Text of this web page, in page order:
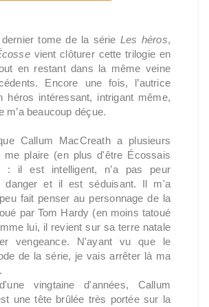
tome de la série Les héros,
vient clôturer cette trilogie en
en restant dans la même veine
Encore une fois, l’autrice
héros intéressant, intrigant même,
m’a beaucoup déçue.
Callum MacCreath a plusieurs
me plaire (en plus d'être Écossais
: il est intelligent, n’a pas peur
danger et il est séduisant. Il m'a
fait penser au personnage de la
par Tom Hardy (en moins tatoué
lui, il revient sur sa terre natale
vengeance. N'ayant vu que le
de la série, je vais arrêter là ma
vingtaine d'années, Callum
une tête brûlée très portée sur la